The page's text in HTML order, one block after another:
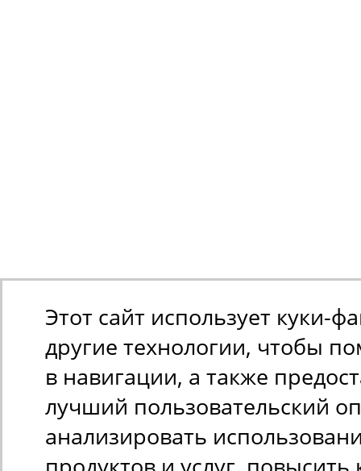
Этот сайт использует куки-
другие технологии, чтобы
в навигации, а также
лучший пользовательский
анализировать